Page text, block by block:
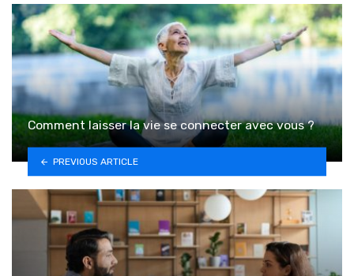
Comment laisser la vie se connecter avec vous ?
PREVIOUS ARTICLE